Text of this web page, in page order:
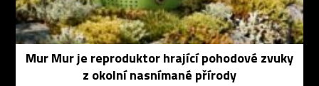
Mur Mur je reproduktor hrající pohodové zvuky
z okolní nasnímané přírody